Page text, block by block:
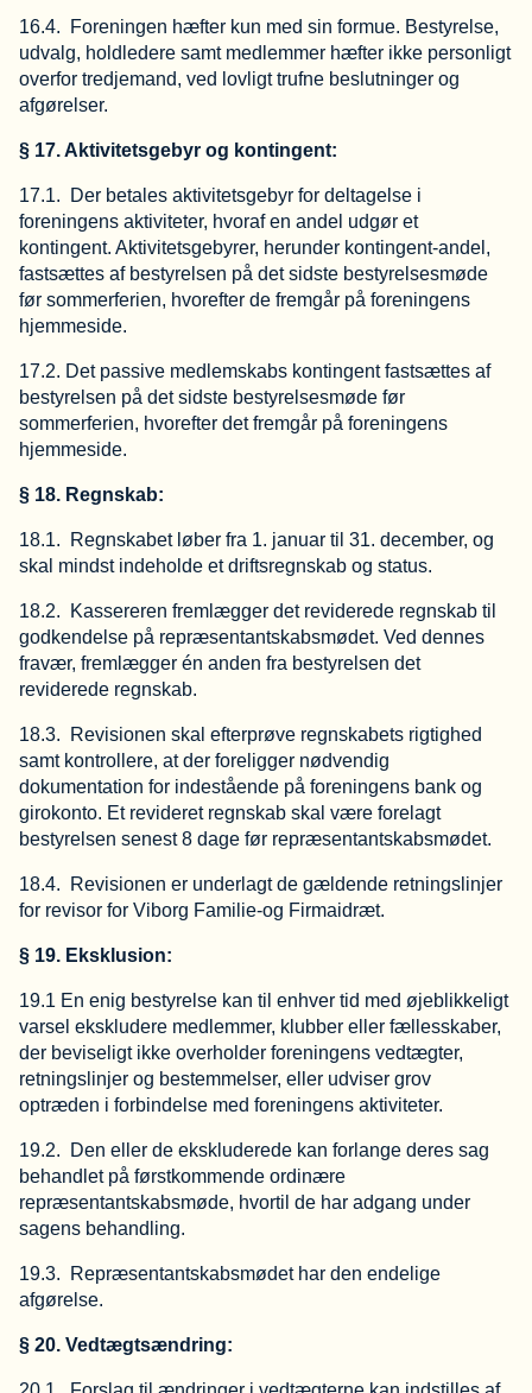
16.4. Foreningen hæfter kun med sin formue. Bestyrelse,
udvalg, holdledere samt medlemmer hæfter ikke personligt
overfor tredjemand, ved lovligt trufne beslutninger og
afgørelser.
§ 17. Aktivitetsgebyr og kontingent:
17.1. Der betales aktivitetsgebyr for deltagelse i
foreningens aktiviteter, hvoraf en andel udgør et
kontingent. Aktivitetsgebyrer, herunder kontingent-andel,
fastsættes af bestyrelsen på det sidste bestyrelsesmøde
før sommerferien, hvorefter de fremgår på foreningens
hjemmeside.
17.2. Det passive medlemskabs kontingent fastsættes af
bestyrelsen på det sidste bestyrelsesmøde før
sommerferien, hvorefter det fremgår på foreningens
hjemmeside.
§ 18. Regnskab:
18.1. Regnskabet løber fra 1. januar til 31. december, og
skal mindst indeholde et driftsregnskab og status.
18.2. Kassereren fremlægger det reviderede regnskab til
godkendelse på repræsentantskabsmødet. Ved dennes
fravær, fremlægger én anden fra bestyrelsen det
reviderede regnskab.
18.3. Revisionen skal efterprøve regnskabets rigtighed
samt kontrollere, at der foreligger nødvendig
dokumentation for indestående på foreningens bank og
girokonto. Et revideret regnskab skal være forelagt
bestyrelsen senest 8 dage før repræsentantskabsmødet.
18.4. Revisionen er underlagt de gældende retningslinjer
for revisor for Viborg Familie-og Firmaidræt.
§ 19. Eksklusion:
19.1 En enig bestyrelse kan til enhver tid med øjeblikkeligt
varsel ekskludere medlemmer, klubber eller fællesskaber,
der beviseligt ikke overholder foreningens vedtægter,
retningslinjer og bestemmelser, eller udviser grov
optræden i forbindelse med foreningens aktiviteter.
19.2. Den eller de ekskluderede kan forlange deres sag
behandlet på førstkommende ordinære
repræsentantskabsmøde, hvortil de har adgang under
sagens behandling.
19.3. Repræsentantskabsmødet har den endelige
afgørelse.
§ 20. Vedtægtsændring: